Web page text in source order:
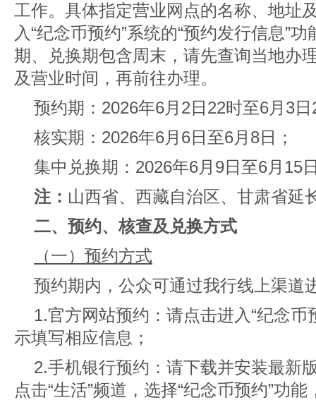
工作。具体指定营业网点的名称、地址
入“纪念币预约”系统的“预约发行信息”
期、兑换期包含周末，请先查询当地办
及营业时间，再前往办理。
预约期：2026年6月2日22时至6月3
核实期：2026年6月6日至6月8日；
集中兑换期：2026年6月9日至6月15
注： 山西省、西藏自治区、甘肃省延
二、预约、核查及兑换方式
（一）预约方式
预约期内，公众可通过我行线上渠道
1.官方网站预约： 请点击进入“纪念币
示填写相应信息；
2.手机银行预约： 请下载并安装最新
点击“生活”频道，选择“纪念币预约”功